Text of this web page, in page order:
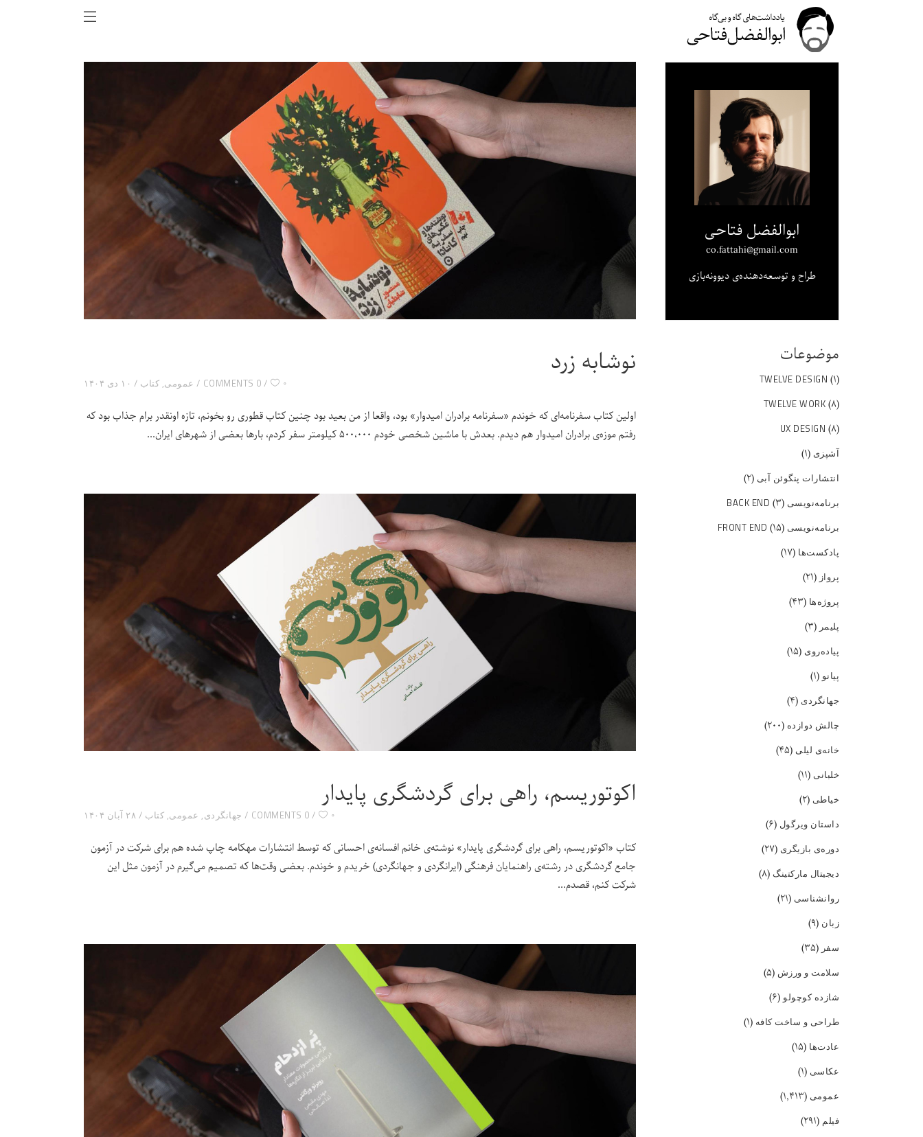
نوشابه زرد
۱۰ دی ۱۴۰۴ عمومی, کتاب 0 COMMENTS ۰
اولین کتاب سفرنامه‌ای که خوندم «سفرنامه‌ برادران امیدوار» بود، واقعا از من بعید بود چنین کتاب قطوری رو بخونم، تازه اونقدر برام جذاب بود که
رفتم موزه‌ی برادران امیدوار هم دیدم. بعدش با ماشین شخصی خودم ۵۰۰،۰۰۰ کیلومتر سفر کردم، بارها بعضی از شهرهای ایران
اکوتوریسم، راهی برای گردشگری پایدار
۲۸ آبان ۱۴۰۴ جهانگردی, عمومی, کتاب 0 COMMENTS ۰
کتاب «اکوتوریسم، راهی برای گردشگری پایدار» نوشته‌ی خانم افسانه‌ی احسانی که توسط انتشارات مهکامه چاپ شده هم برای شرکت در آزمون
جامع گردشگری در رشته‌ی راهنمایان فرهنگی (ایرانگردی و جهانگردی) خریدم و خوندم. بعضی وقت‌ها که تصمیم می‌گیرم در آزمون مثل این
شرکت کنم، قصدم
ابوالفضل فتاحی
co.fattahi@gmail.com
طراح و توسعه‌دهنده‌ی دیوونه‌بازی
موضوعات
TWELVE DESIGN (۱)
TWELVE WORK (۸)
UX DESIGN (۸)
آشپزی (۱)
انتشارات پنگوئن آبی (۲)
برنامه‌نویسی BACK END (۳)
برنامه‌نویسی FRONT END (۱۵)
پادکست‌ها (۱۷)
پرواز(۲۱)
پروژه‌ها (۴۳)
پلیمر(۳)
پیاده‌روی (۱۵)
پیانو(۱)
جهانگردی (۴)
چالش دوازده (۲۰۰)
خانه‌ی لیلی (۴۵)
خلبانی (۱۱)
خیاطی (۲)
داستان ویرگول (۶)
دوره‌ی بازیگری (۲۷)
دیجیتال مارکتینگ (۸)
روانشناسی (۲۱)
زبان (۹)
سفر(۳۵)
سلامت و ورزش (۵)
شازده کوچولو(۶)
طراحی و ساخت کافه (۱)
عادت‌ها (۱۵)
عکاسی (۱)
عمومی (۱,۴۱۳)
فیلم (۲۹۱)